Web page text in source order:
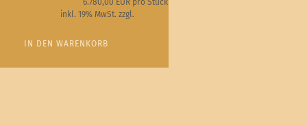
6.780,00 EUR pro Stück
inkl. 19% MwSt. zzgl.
IN DEN WARENKORB